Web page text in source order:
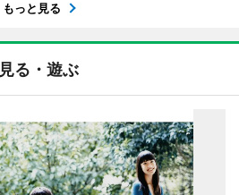
もっと見る
見る・遊ぶ